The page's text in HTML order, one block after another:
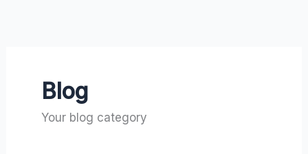
Blog
Your blog category